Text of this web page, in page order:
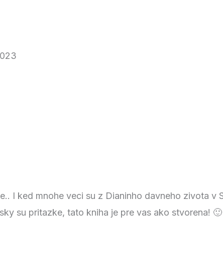
I ked mnohe veci su z Dianinho davneho zivota v
su pritazke, tato kniha je pre vas ako stvorena! 🙂